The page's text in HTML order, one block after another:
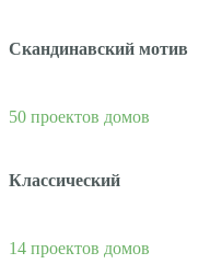
Скандинавский мотив
50 проектов домов
Классический
14 проектов домов